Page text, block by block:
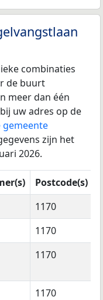
combinaties
de buurt
meer dan één
uw adres op de
gemeente
zijn het
2026.
Postcode(s)
1170
1170
1170
1170